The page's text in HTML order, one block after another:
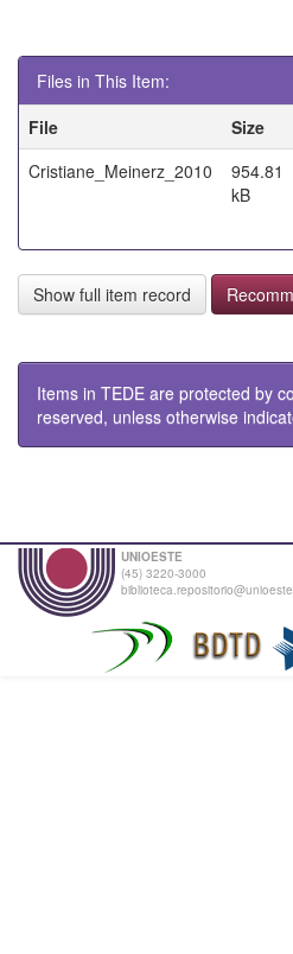
Files in This Item:
File
Size
Cristiane_Meinerz_2010
954.81
kB
Show full item record
Items in TEDE are protected by
reserved, unless otherwise
UNIOESTE
(45) 3220-3000